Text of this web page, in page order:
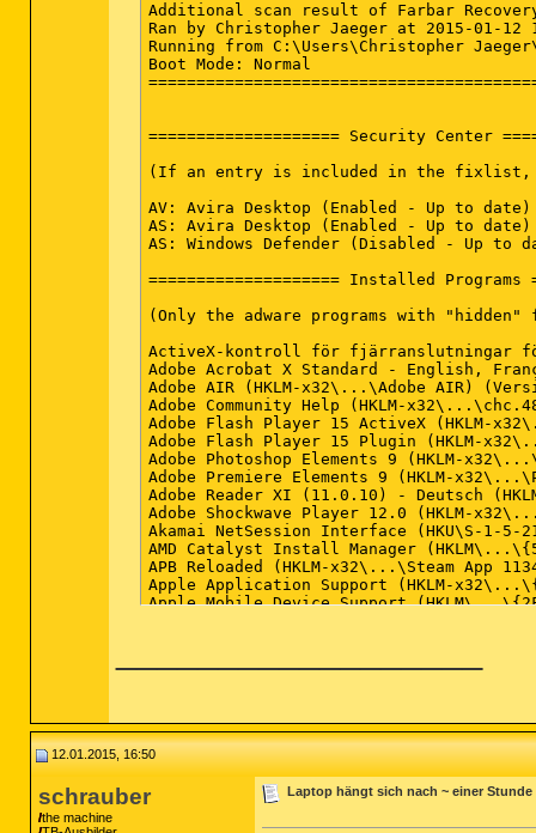
Additional scan result of Farbar
Ran by Christopher Jaeger at 2015-01-12
Running from C:\Users\Christopher
Boot Mode: Normal
==================== Security Center
(If an entry is included in the fixlist,
AV: Avira Desktop (Enabled - Up to date)
AS: Avira Desktop (Enabled - Up to date)
AS: Windows Defender (Disabled - Up to
==================== Installed Programs
(Only the adware programs with
ActiveX-kontroll för fjärranslutningar för
Adobe Acrobat X Standard - English,
Adobe AIR (HKLM-x32\...\Adobe AIR)
Adobe Community Help (HKLM-
Adobe Flash Player 15 ActiveX (HKLM-
Adobe Flash Player 15 Plugin (HKLM-
Adobe Photoshop Elements 9 (HKLM-
Adobe Premiere Elements 9 (HKLM-
Adobe Reader XI (11.0.10) - Deutsch
Adobe Shockwave Player 12.0 (HKLM-
Akamai NetSession Interface (HKU\S-1-5-
AMD Catalyst Install Manager
APB Reloaded (HKLM-x32\...\Steam App
Apple Application Support (HKLM-
Apple Mobile Device Support
ARMA 2 (HKLM-x32\...\Steam App
Ask Toolbar Updater (HKU\S-1-5-21-
Auslogics DiskDefrag (HKLM-
Avira (HKLM-x32\...\{e7c7c227-b742-
Avira (x32 Version: 1.1.27.25527 - Avira
Avira Free Antivirus (HKLM-
12.01.2015, 16:50
schrauber
the machine
Laptop hängt sich nach ~ einer